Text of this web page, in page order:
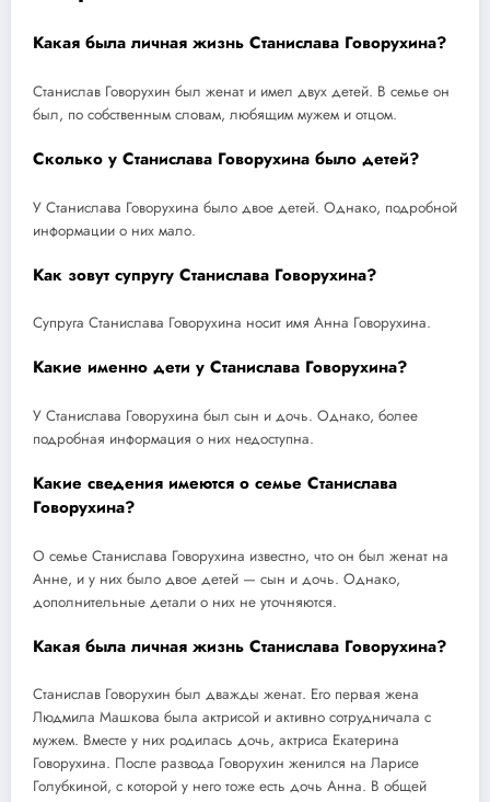
Какая была личная жизнь Станислава Говорухина?
Станислав Говорухин был женат и имел двух детей. В семье он
был, по собственным словам, любящим мужем и отцом.
Сколько у Станислава Говорухина было детей?
У Станислава Говорухина было двое детей. Однако, подробной
информации о них мало.
Как зовут супругу Станислава Говорухина?
Супруга Станислава Говорухина носит имя Анна Говорухина.
Какие именно дети у Станислава Говорухина?
У Станислава Говорухина был сын и дочь. Однако, более
подробная информация о них недоступна.
Какие сведения имеются о семье Станислава
Говорухина?
О семье Станислава Говорухина известно, что он был женат на
Анне, и у них было двое детей — сын и дочь. Однако,
дополнительные детали о них не уточняются.
Какая была личная жизнь Станислава Говорухина?
Станислав Говорухин был дважды женат. Его первая жена
Людмила Машкова была актрисой и активно сотрудничала с
мужем. Вместе у них родилась дочь, актриса Екатерина
Говорухина. После развода Говорухин женился на Ларисе
Голубкиной, с которой у него тоже есть дочь Анна. В общей